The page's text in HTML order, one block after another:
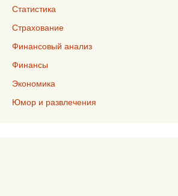
Статистика
Страхование
Финансовый анализ
Финансы
Экономика
Юмор и развлечения